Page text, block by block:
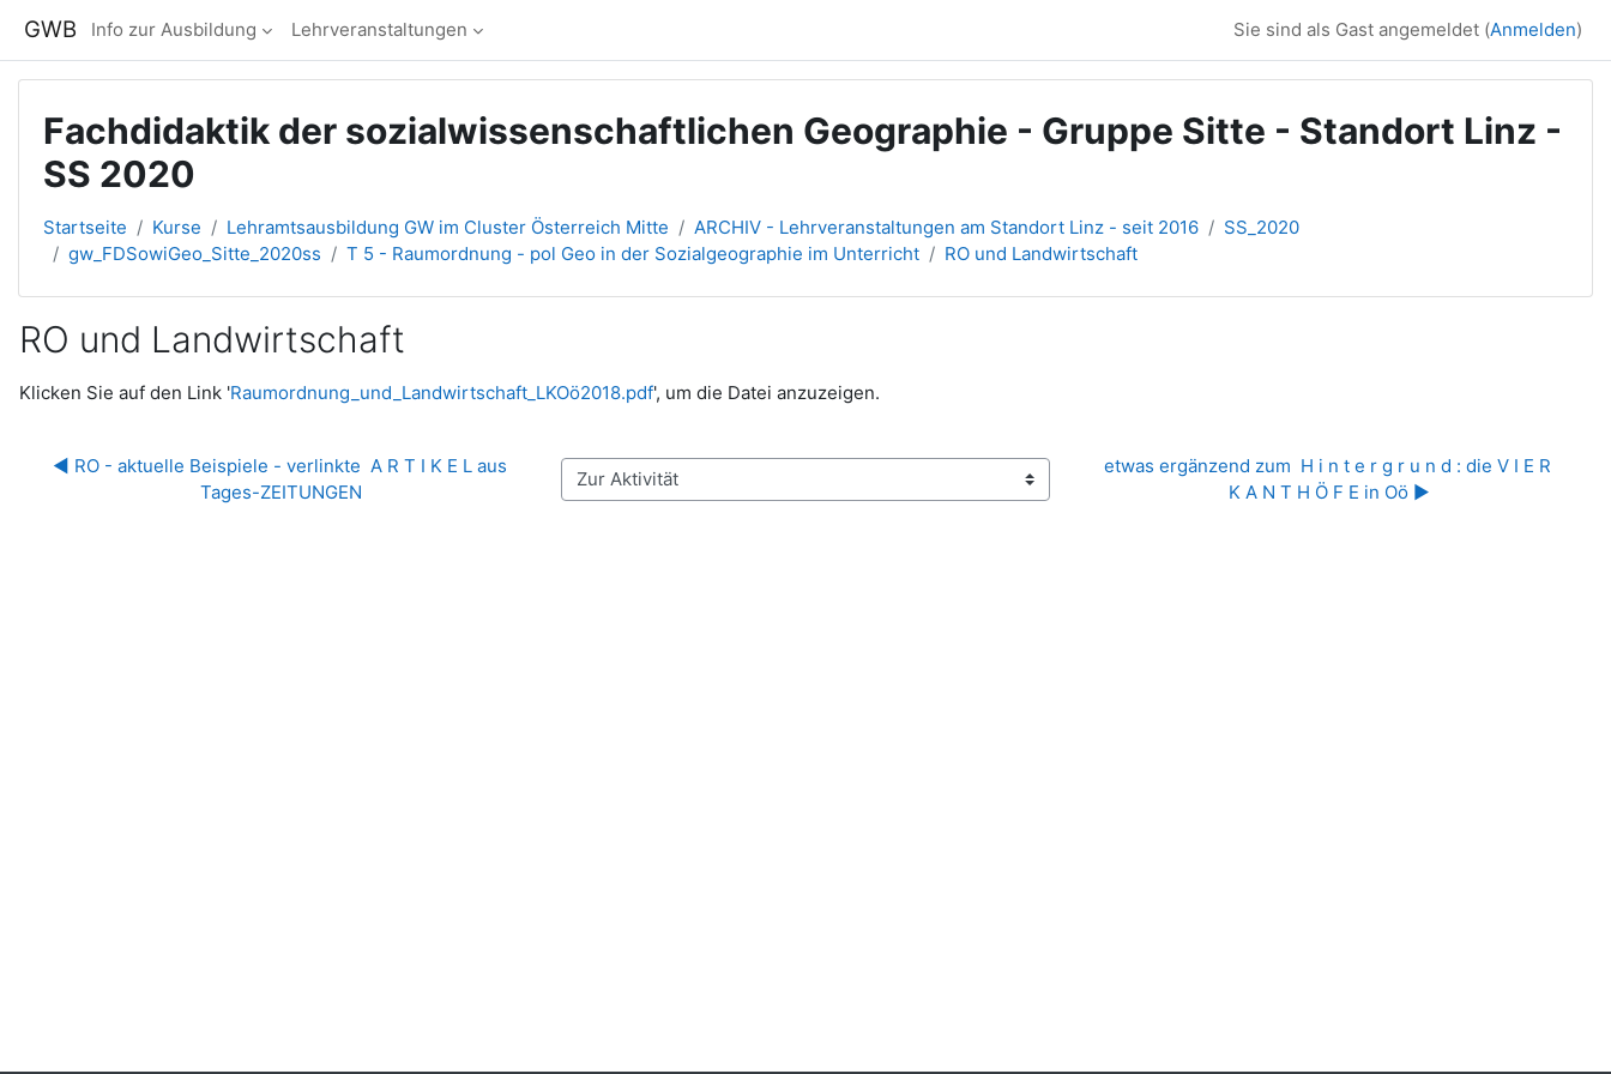
GWB Info zur Ausbildung Lehrveranstaltungen Sie sind als Gast angemeldet (Anmelden)
Fachdidaktik der sozialwissenschaftlichen Geographie - Gruppe Sitte - Standort Linz -
SS 2020
Startseite Kurse Lehramtsausbildung GW im Cluster Österreich Mitte ARCHIV - Lehrveranstaltungen am Standort Linz - seit 2016
SS_2020
gw_FDSowiGeo_Sitte_2020ss
T 5 - Raumordnung - pol Geo in der Sozialgeographie im Unterricht RO und Landwirtschaft
RO und Landwirtschaft
Abschlussbedingungen
Klicken Sie auf den Link 'Raumordnung_und_Landwirtschaft_LKOö2018.pdf', um die Datei anzuzeigen.
◀︎ RO - aktuelle Beispiele - verlinkte  A R T I K E L aus
Tages-ZEITUNGEN
Zur Aktivität
etwas ergänzend zum  H i n t e r g r u n d : die V I E R
K A N T H Ö F E in Oö ▶︎